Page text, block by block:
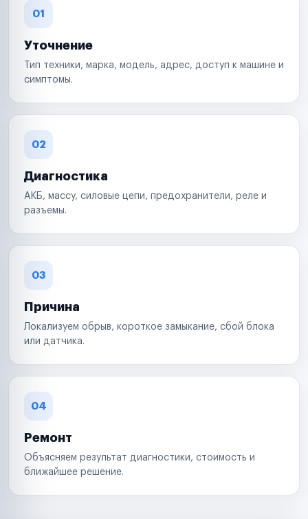
01
Уточнение
Тип техники, марка, модель, адрес, доступ к машине и
симптомы.
02
Диагностика
АКБ, массу, силовые цепи, предохранители, реле и
разъемы.
03
Причина
Локализуем обрыв, короткое замыкание, сбой блока
или датчика.
04
Ремонт
Объясняем результат диагностики, стоимость и
ближайшее решение.